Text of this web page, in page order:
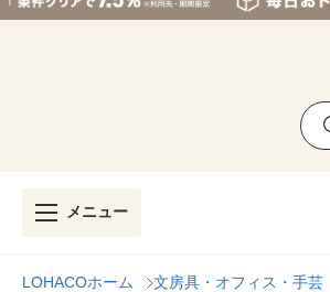
メニュー
LOHACOホーム 文房具・オフィス・手芸